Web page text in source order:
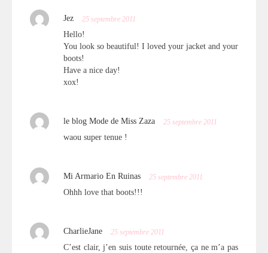
Jez 25 septembre 2011
Hello!
You look so beautiful! I loved your jacket and your
boots!
Have a nice day!
xox!
le blog Mode de Miss Zaza 25 septembre 2011
waou super tenue !
Mi Armario En Ruinas 25 septembre 2011
Ohhh love that boots!!!
CharlieJane 25 septembre 2011
C’est clair, j’en suis toute retournée, ça ne m’a pas